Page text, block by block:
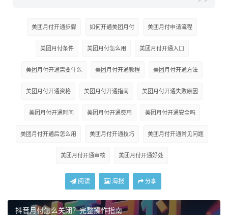
美团月付开通步骤 如何开通美团月付 美团月付申请流程
美团月付条件 美团月付怎么用 美团月付开通入口
美团月付开通需要什么 美团月付开通教程 美团月付开通方法
美团月付开通资格 美团月付开通指南 美团月付开通失败原因
美团月付开通时间 美团月付开通费用 美团月付开通安全吗
美团月付开通后怎么用 美团月付开通技巧 美团月付开通常见问题
美团月付开通审核 美团月付开通好处
阅读 海报 分享
抖音月付怎么关闭？完整操作指南